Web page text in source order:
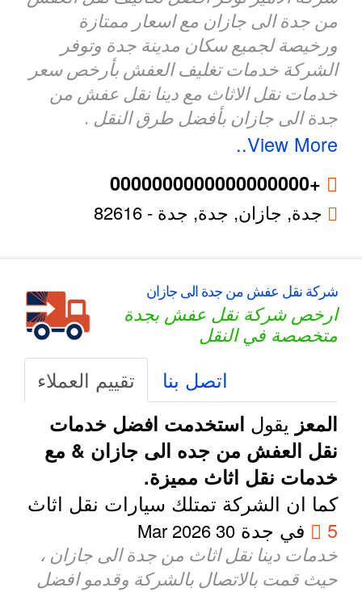
من جدة الى جازان مع اسعار ممتازة
ورخيصة لجميع سكان مدينة جدة وتوفر
الشركة خدمات تغليف العفش بأرخص سعر
خدمات نقل الاثاث مع دينا نقل عفش من
جدة الى جازان بأفضل طرق النقل .
View More..
+0000000000000000000
جدة, جازان,جدة,جدة-
82616
شركة نقل عفش من جدة الى جازان
ارخص شركة نقل عفش بجدة
متخصصة في النقل
تقييم العملاء اتصل بنا
المعزيقولاستخدمت افضل خدمات
نقل العفش من جده الى جازان & مع
خدمات نقل اثاث مميزة.
كما ان الشركة تمتلك سيارات نقل اثاث
في جدة30 Mar 2026
خدمات دينا نقل اثاث من جدة الى جازان ،
حيث قمت بالاتصال بالشركة وقدمو افضل